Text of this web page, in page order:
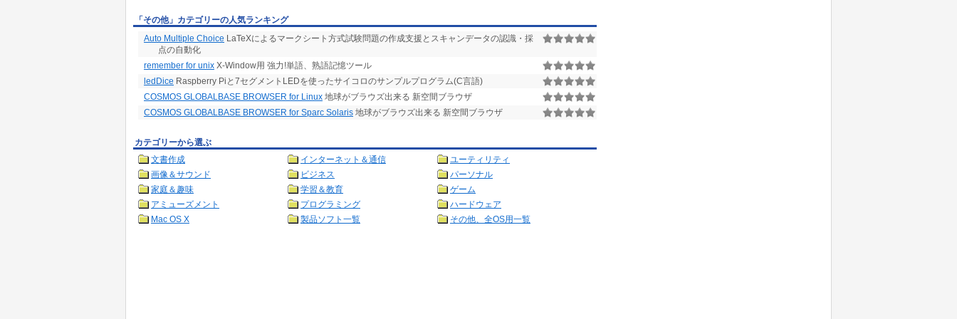
「その他」カテゴリーの人気ランキング
Auto Multiple Choice LaTeXによるマークシート方式試験問題の作成支援とスキャンデータの認識・採
点の自動化
remember for unix X-Window用 強力!単語、熟語記憶ツール
ledDice Raspberry Piと7セグメントLEDを使ったサイコロのサンプルプログラム(C言語)
COSMOS GLOBALBASE BROWSER for Linux 地球がブラウズ出来る 新空間ブラウザ
COSMOS GLOBALBASE BROWSER for Sparc Solaris 地球がブラウズ出来る 新空間ブラウザ
カテゴリーから選ぶ
文書作成
インターネット＆通信
ユーティリティ
画像＆サウンド
ビジネス
パーソナル
家庭＆趣味
学習＆教育
ゲーム
アミューズメント
プログラミング
ハードウェア
Mac OS X
製品ソフト一覧 その他、全OS用一覧